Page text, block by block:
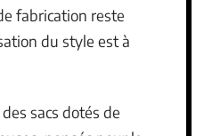
fabrication reste
du style est à
sacs dotés de